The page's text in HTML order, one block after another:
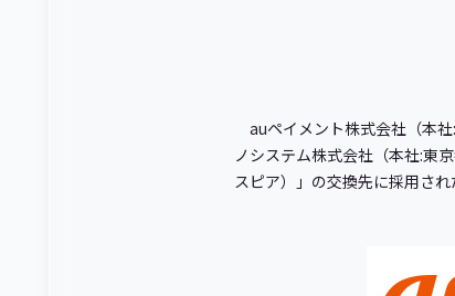
auペイメント株式会社（本
ノシステム株式会社（本社:東
スピア）」の交換先に採用され